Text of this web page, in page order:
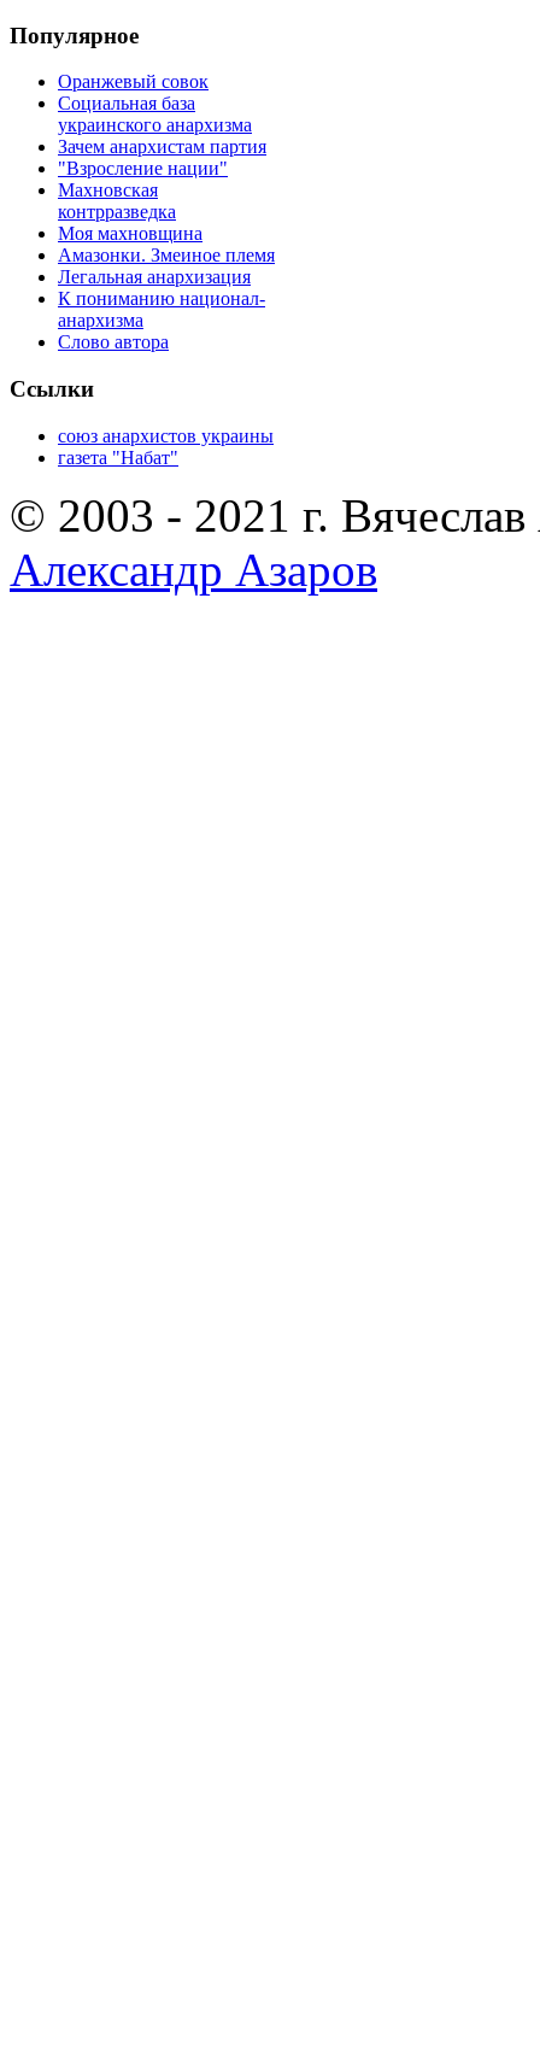
Популярное
Оранжевый совок
Социальная база
украинского анархизма
Зачем анархистам партия
"Взросление нации"
Махновская
контрразведка
Моя махновщина
Амазонки. Змеиное племя
Легальная анархизация
К пониманию национал-
анархизма
Слово автора
Ссылки
союз анархистов украины
газета "Набат"
© 2003 - 2021 г.
Александр Азаров